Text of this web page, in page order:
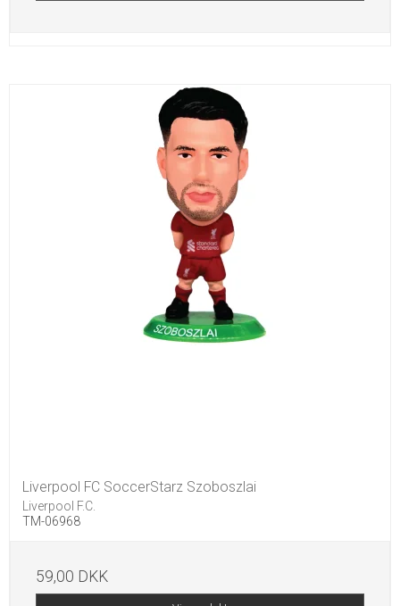
Liverpool FC SoccerStarz Szoboszlai
Liverpool F.C.
TM-06968
59,00 DKK